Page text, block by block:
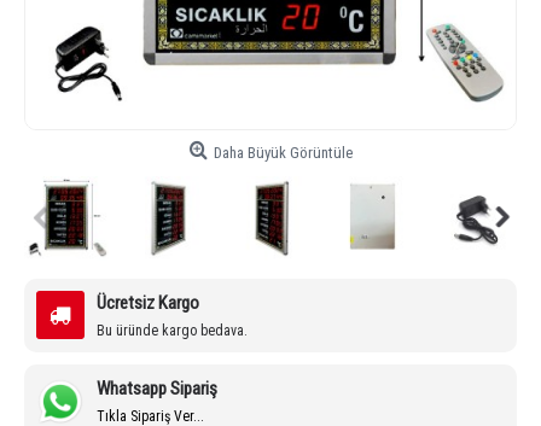
Daha Büyük Görüntüle
Ücretsiz Kargo
Bu üründe kargo bedava.
Whatsapp Sipariş
Tıkla Sipariş Ver...